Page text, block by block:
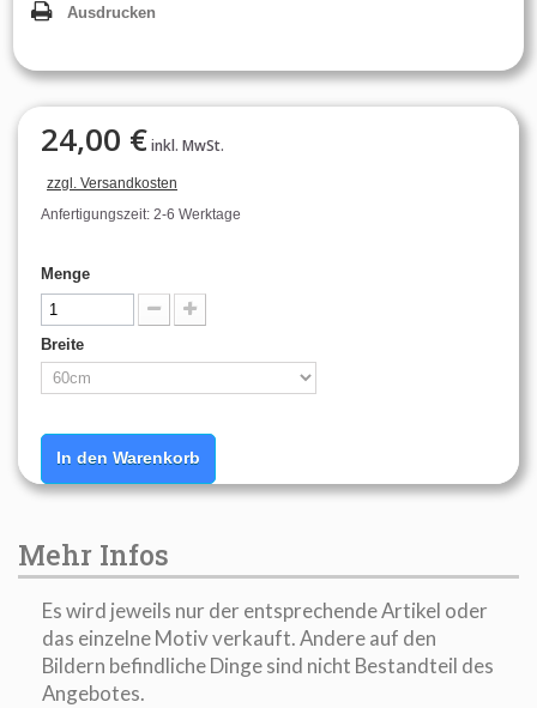
Ausdrucken
24,00 €inkl. MwSt.
zzgl. Versandkosten
Anfertigungszeit: 2-6 Werktage
Menge
Breite
In den Warenkorb
Mehr Infos
Es wird jeweils nur der entsprechende Artikel oder
das einzelne Motiv verkauft. Andere auf den
Bildern befindliche Dinge sind nicht Bestandteil des
Angebotes.